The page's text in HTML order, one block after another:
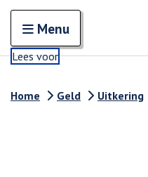
Open en sluit het
Menu
Lees voor
Home Geld Uitkering